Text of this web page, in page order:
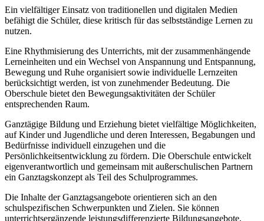
Ein vielfältiger Einsatz von traditionellen und digitalen Medien
befähigt die Schüler, diese kritisch für das selbstständige Lernen zu
nutzen.
Eine Rhythmisierung des Unterrichts, mit der zusammenhängende
Lerneinheiten und ein Wechsel von Anspannung und Entspannung,
Bewegung und Ruhe organisiert sowie individuelle Lernzeiten
berücksichtigt werden, ist von zunehmender Bedeutung. Die
Oberschule bietet den Bewegungsaktivitäten der Schüler
entsprechenden Raum.
Ganztägige Bildung und Erziehung bietet vielfältige Möglichkeiten,
auf Kinder und Jugendliche und deren Interessen, Begabungen und
Bedürfnisse individuell einzugehen und die
Persönlichkeitsentwicklung zu fördern. Die Oberschule entwickelt
eigenverantwortlich und gemeinsam mit außerschulischen Partnern
ein Ganztagskonzept als Teil des Schulprogrammes.
Die Inhalte der Ganztagsangebote orientieren sich an den
schulspezifischen Schwerpunkten und Zielen. Sie können
unterrichtsergänzende leistungsdifferenzierte Bildungsangebote,